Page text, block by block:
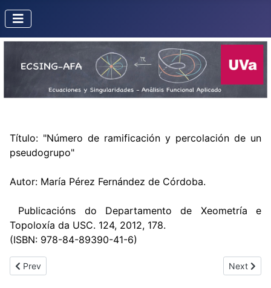
Título: "Número de ramificación y percolación de un
pseudogrupo"
Autor: María Pérez Fernández de Córdoba.
Publicacións do Departamento de Xeometría e
Topoloxía da USC. 124, 2012, 178.
(ISBN: 978-84-89390-41-6)
Previous article: Solving linear ordinary differential systems in
Prev Next
Next